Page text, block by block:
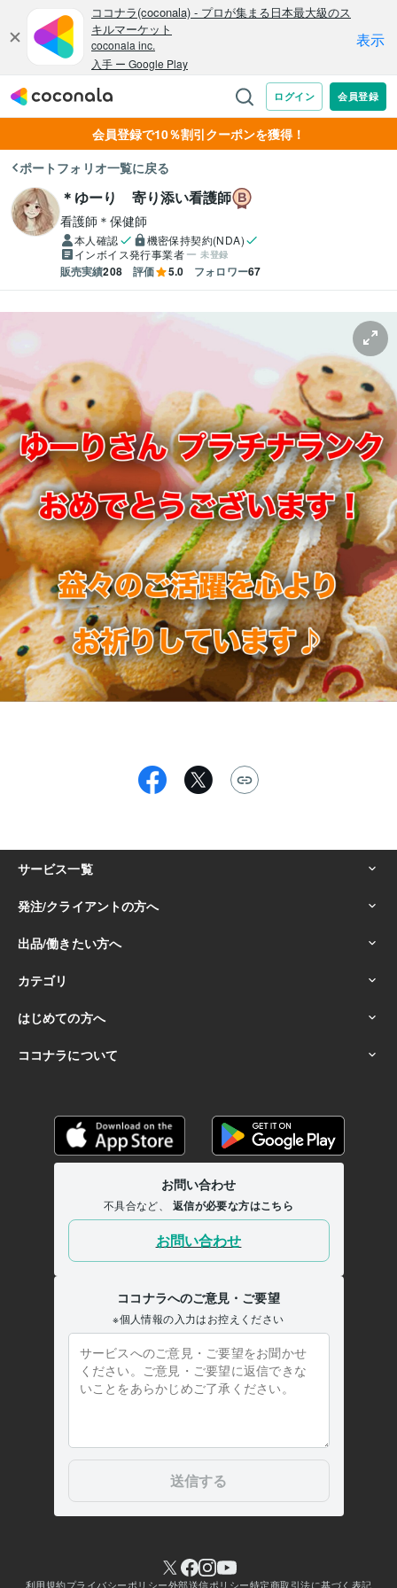
会員登録で10％割引クーポンを獲得！
ポートフォリオ一覧に戻る
＊ゆーり 寄り添い看護師
看護師＊保健師
本人確認
機密保持契約(NDA)
インボイス発行事業者
未登録
販売実績208 評価 5.0 フォロワー67